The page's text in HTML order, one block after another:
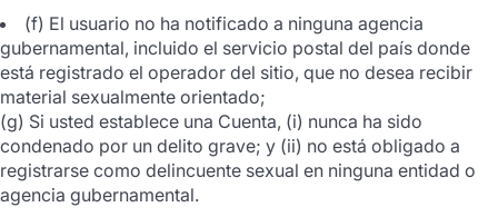
(f) El usuario no ha notificado a ninguna agencia
gubernamental, incluido el servicio postal del país donde
está registrado el operador del sitio, que no desea recibir
material sexualmente orientado;
(g) Si usted establece una Cuenta, (i) nunca ha sido
condenado por un delito grave; y (ii) no está obligado a
registrarse como delincuente sexual en ninguna entidad o
agencia gubernamental.